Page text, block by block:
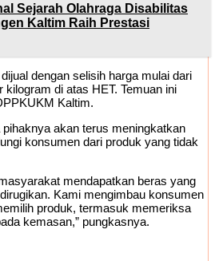
Sejarah Olahraga Disabilitas
Kaltim Raih Prestasi
dengan selisih harga mulai dari
kilogram di atas HET. Temuan ini
Kaltim.
akan terus meningkatkan
konsumen dari produk yang tidak
mendapatkan beras yang
Kami mengimbau konsumen
produk, termasuk memeriksa
kemasan,” pungkasnya.